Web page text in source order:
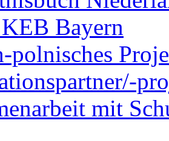
Bayern
polnisches
mit